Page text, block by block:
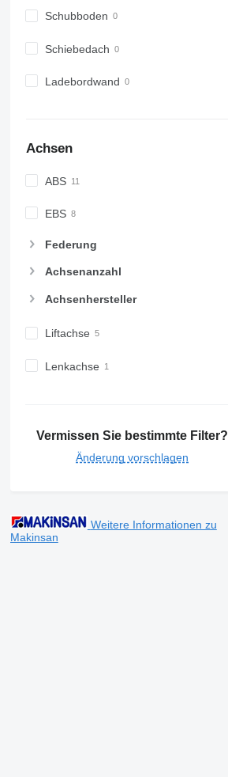
Schubboden
Schiebedach
Ladebordwand
Achsen
ABS
EBS
Federung
Achsenanzahl
Achsenhersteller
Liftachse
Lenkachse
Vermissen Sie bestimmte Filter?
Änderung vorschlagen
Weitere Informationen zu
Makinsan